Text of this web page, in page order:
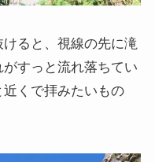
ると、視線の先に滝
すっと流れ落ちてい
くで拝みたいもの